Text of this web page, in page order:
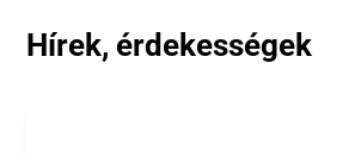
Hírek, érdekességek